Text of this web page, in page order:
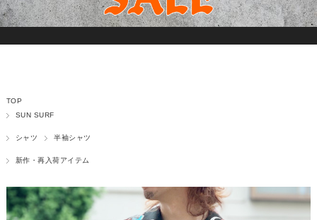
TOP
SUN SURF
シャツ 半袖シャツ
新作・再入荷アイテム